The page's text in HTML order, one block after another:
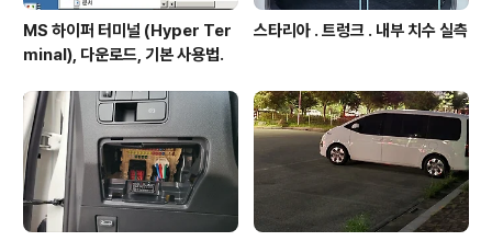
MS 하이퍼 터미널 (Hyper Ter
minal), 다운로드, 기본 사용법.
스타리아 . 트렁크 . 내부 치수 실측